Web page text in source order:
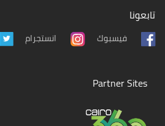
تابعونا
فيسبوك انستجرام
Partner Sites